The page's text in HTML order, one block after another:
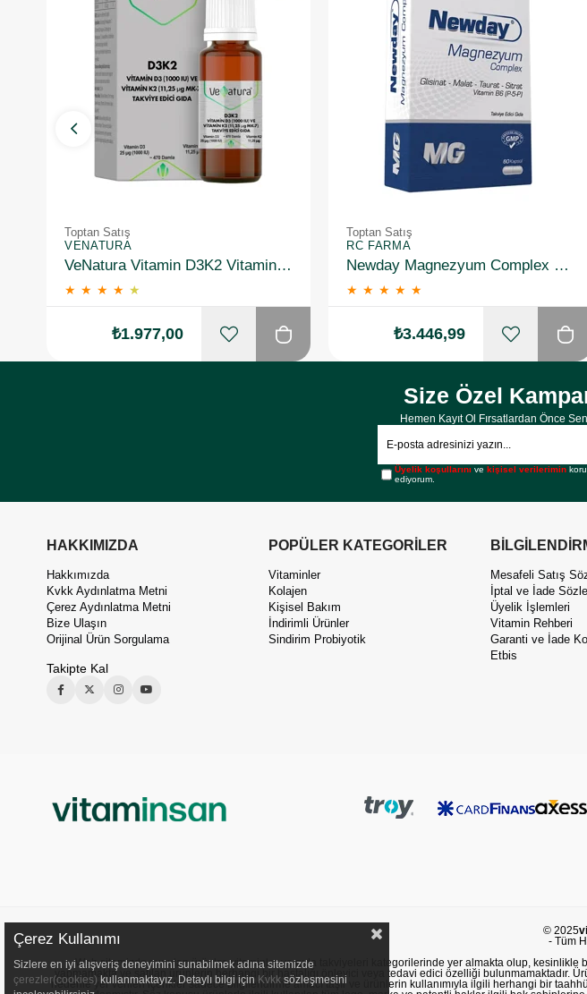
Toptan Satış
VENATURA
VeNatura Vitamin D3K2 Vitamin Takviye Edici Gıda 10 Adet
★ ★ ★ ★ ★
₺1.977,00
Toptan Satış
RC FARMA
Newday Magnezyum Complex 60 Kapsül 10 Adet
★ ★ ★ ★ ★
₺3.446,99
Size Özel
Hemen Kayıt Ol Fırsatlardan Önce
Üyelik koşullarını vekişisel verilerimin
ediyorum.
HAKKIMIZDA
Hakkımızda
Kvkk Aydınlatma Metni
Çerez Aydınlatma Metni
Bize Ulaşın
Orijinal Ürün Sorgulama
Takipte Kal
POPÜLER KATEGORİLER
Vitaminler
Kolajen
Kişisel Bakım
İndirimli Ürünler
Sindirim Probiyotik
Mesafeli Satış
İptal ve İade
Üyelik İşlemleri
Vitamin Rehberi
Garanti ve İade
Etbis
© 2025
- Tüm
Web sitemizde sunulan ürünler, vitaminler ve gıda takviyeleri kategorilerinde yer almakta olup, kesinlikle
yapmamakta ve satılan ürünlerin herhangi bir hastalığı önleyici veya tedavi edici özelliği bulunmamaktadır.
nedenle yer verilen içerikler sadece bilgilendirme amacı taşır ve ürünlerin kullanımıyla ilgili herhangi bir
Çerez Kullanımı
Sizlere en iyi alışveriş deneyimini sunabilmek adına sitemizde
çerezler(cookies) kullanmaktayız. Detaylı bilgi için Kvkk sözleşmesini